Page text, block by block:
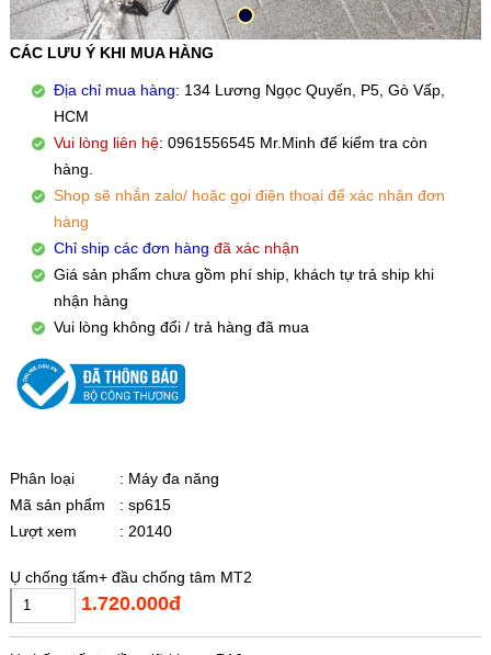
CÁC LƯU Ý KHI MUA HÀNG
Địa chỉ mua hàng: 134 Lương Ngọc Quyến, P5, Gò Vấp,
HCM
Vui lòng liên hệ: 0961556545 Mr.Minh để kiểm tra còn
hàng.
Shop sẽ nhắn zalo/ hoặc gọi điện thoại để xác nhận đơn
hàng
Chỉ ship các đơn hàng đã xác nhận
Giá sản phẩm chưa gồm phí ship, khách tự trả ship khi
nhận hàng
Vui lòng không đổi / trả hàng đã mua
Phân loại
: Máy đa năng
Mã sản phẩm
: sp615
Lượt xem
: 20140
Ụ chống tấm+ đầu chống tâm MT2
1.720.000đ